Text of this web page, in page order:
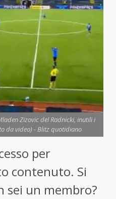
Zizovic del Radnicki, inutili i
da video) - Blitz quotidiano
per
contenuto. Si
sei un membro?